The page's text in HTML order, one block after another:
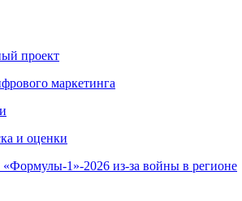
проект
маркетинга
и оценки
«Формулы-1»-2026 из-за войны в регионе